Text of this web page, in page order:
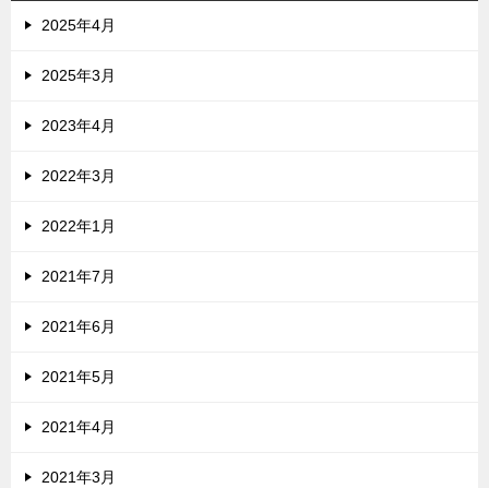
2025年4月
2025年3月
2023年4月
2022年3月
2022年1月
2021年7月
2021年6月
2021年5月
2021年4月
2021年3月